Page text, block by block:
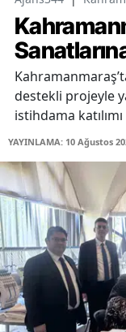
destekli projeyle
istihdama
YAYINLAMA: 10 Ağustos